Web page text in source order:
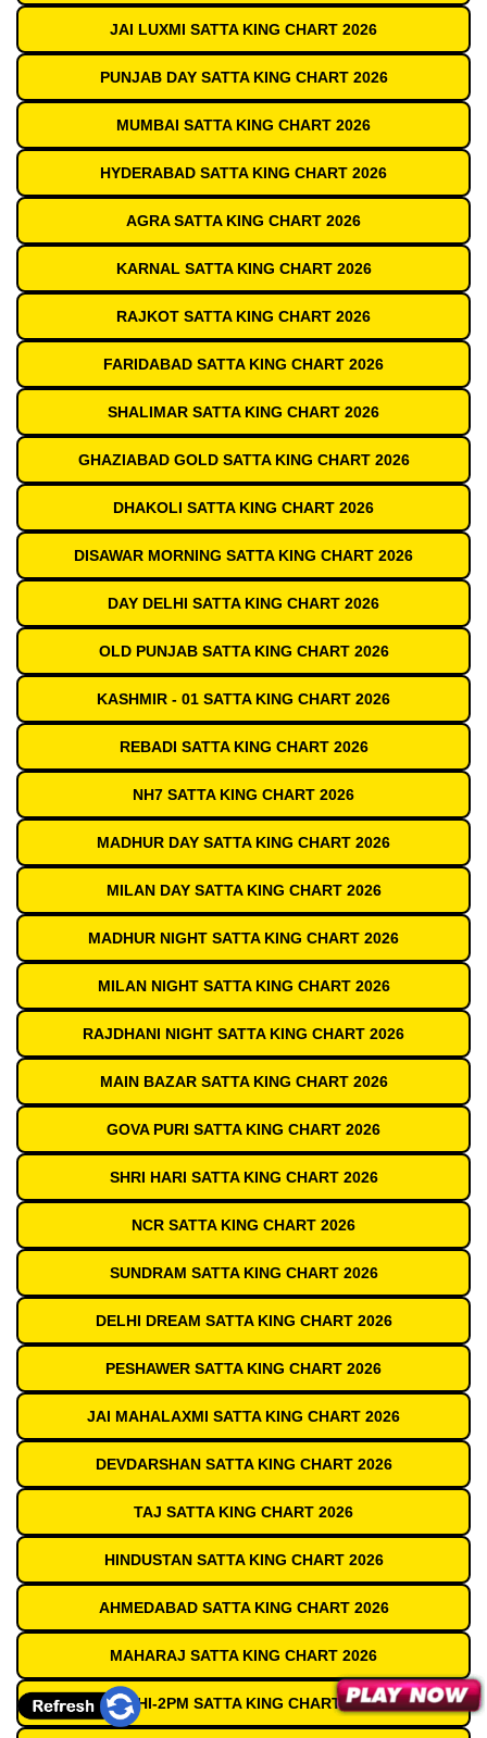
JAI LUXMI SATTA KING CHART 2026
PUNJAB DAY SATTA KING CHART 2026
MUMBAI SATTA KING CHART 2026
HYDERABAD SATTA KING CHART 2026
AGRA SATTA KING CHART 2026
KARNAL SATTA KING CHART 2026
RAJKOT SATTA KING CHART 2026
FARIDABAD SATTA KING CHART 2026
SHALIMAR SATTA KING CHART 2026
GHAZIABAD GOLD SATTA KING CHART 2026
DHAKOLI SATTA KING CHART 2026
DISAWAR MORNING SATTA KING CHART 2026
DAY DELHI SATTA KING CHART 2026
OLD PUNJAB SATTA KING CHART 2026
KASHMIR - 01 SATTA KING CHART 2026
REBADI SATTA KING CHART 2026
NH7 SATTA KING CHART 2026
MADHUR DAY SATTA KING CHART 2026
MILAN DAY SATTA KING CHART 2026
MADHUR NIGHT SATTA KING CHART 2026
MILAN NIGHT SATTA KING CHART 2026
RAJDHANI NIGHT SATTA KING CHART 2026
MAIN BAZAR SATTA KING CHART 2026
GOVA PURI SATTA KING CHART 2026
SHRI HARI SATTA KING CHART 2026
NCR SATTA KING CHART 2026
SUNDRAM SATTA KING CHART 2026
DELHI DREAM SATTA KING CHART 2026
PESHAWER SATTA KING CHART 2026
JAI MAHALAXMI SATTA KING CHART 2026
DEVDARSHAN SATTA KING CHART 2026
TAJ SATTA KING CHART 2026
HINDUSTAN SATTA KING CHART 2026
AHMEDABAD SATTA KING CHART 2026
MAHARAJ SATTA KING CHART 2026
DELHI-2PM SATTA KING CHART 2026